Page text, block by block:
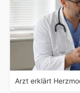
Arzt erklärt